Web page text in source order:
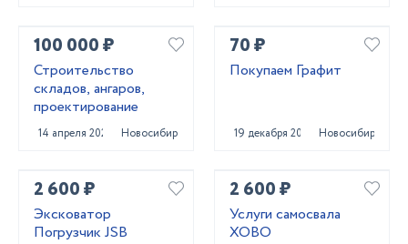
100 000 ₽
Строительство
складов, ангаров,
проектирование
14 апреля 2022 Новосибирск
70 ₽
Покупаем Графит
19 декабря 2023 Новосибирск
2 600 ₽
Эксковатор
Погрузчик JSB
2 600 ₽
Услуги самосвала
ХОВО